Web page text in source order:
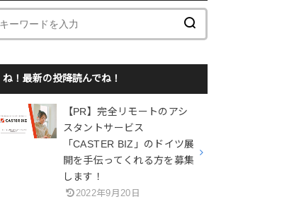
ね！最新の投降読んでね！
【PR】完全リモートのアシ
スタントサービス
「CASTER BIZ」のドイツ展
開を手伝ってくれる方を募集
します！
2022年9月20日